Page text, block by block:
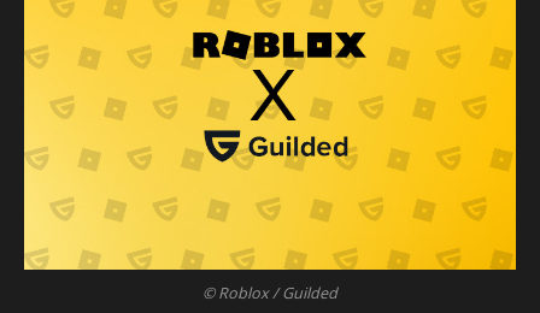
© Roblox / Guilded